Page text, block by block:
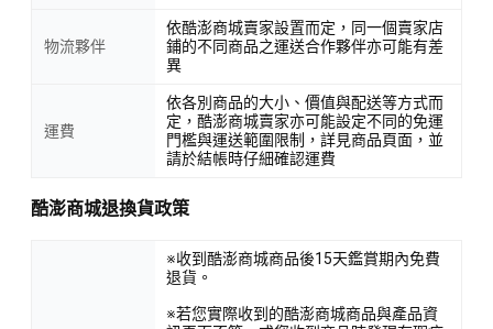
物流夥伴
依酷澎商城賣家設置而定，同一個賣家店
鋪的不同商品之運送合作夥伴亦可能有差
異
運費
依各別商品的大小、價值與配送等方式而
定，酷澎商城賣家亦可能設定不同的免運
門檻與運送範圍限制，詳見商品頁面，並
請於結帳時仔細確認運費
酷澎商城退換貨政策
※收到酷澎商城商品後15天鑑賞期內免費
退貨。
※若您實際收到的酷澎商城商品與產品資